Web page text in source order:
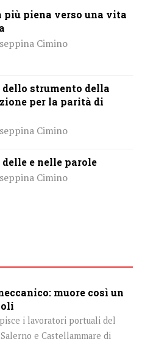
più piena verso una vita
Cimino
strumento della
per la parità di
Cimino
e nelle parole
Cimino
muore così un
i lavoratori portuali del
e Castellammare di